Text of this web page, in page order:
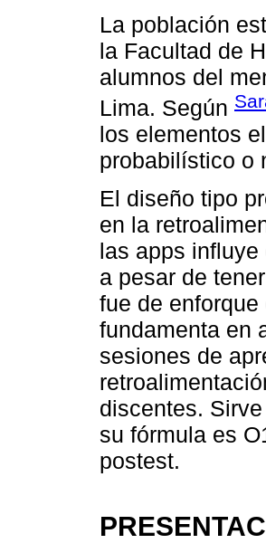
La población
la Facultad de
alumnos del
Lima. Según
los elementos
probabilístico o
El diseño tipo
en la
las apps
a pesar de
fue de
fundamenta en
sesiones de
discentes.
su fórmula es
postest.